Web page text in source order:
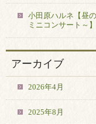
小田原ハルネ【昼
ミニコンサート～】
アーカイブ
2026年4月
2025年8月